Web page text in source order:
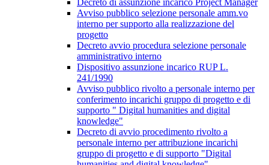
Decreto di assunzione incarico Project Manager
Avviso pubblico selezione personale amm.vo
interno per supporto alla realizzazione del
progetto
Decreto avvio procedura selezione personale
amministrativo interno
Dispositivo assunzione incarico RUP L.
241/1990
Avviso pubblico rivolto a personale interno per
conferimento incarichi gruppo di progetto e di
supporto " Digital humanities and digital
knowledge"
Decreto di avvio procedimento rivolto a
personale interno per attribuzione incarichi
gruppo di progetto e di supporto "Digital